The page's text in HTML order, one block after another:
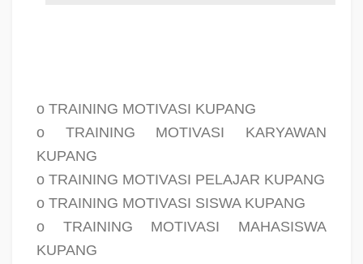
o TRAINING MOTIVASI KUPANG
o TRAINING MOTIVASI KARYAWAN
KUPANG
o TRAINING MOTIVASI PELAJAR KUPANG
o TRAINING MOTIVASI SISWA KUPANG
o TRAINING MOTIVASI MAHASISWA
KUPANG